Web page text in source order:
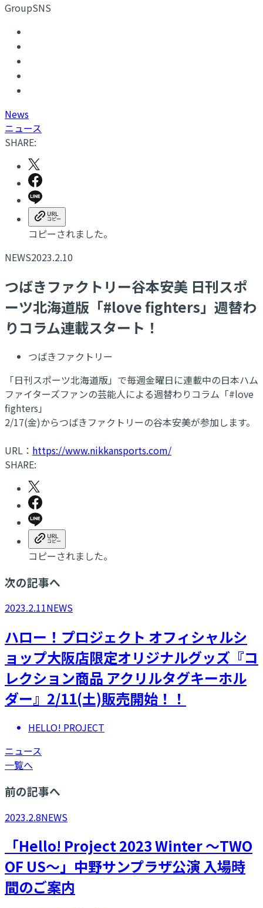
GroupSNS
News
ニュース
SHARE:
コピーされました。
NEWS2023.2.10
つばきファクトリー谷本安美 日刊スポ
ーツ北海道版「#love fighters」週替わ
りコラム連載スタート！
つばきファクトリー
「日刊スポーツ北海道版」で毎週金曜日に連載中の日本ハム
ファイターズファンの芸能人による週替わりコラム「#love
fighters」
2/17(金)からつばきファクトリーの谷本安美が参加します。
URL： https://www.nikkansports.com/
SHARE:
コピーされました。
次の記事へ
2023.2.11NEWS
ハロー！プロジェクト オフィシャルシ
ョップ大阪店限定オリジナルグッズ『コ
レクション商品 アクリルタグキーホル
ダー』2/11(土)販売開始！！
HELLO! PROJECT
ニュース
一覧へ
前の記事へ
2023.2.8NEWS
「Hello! Project 2023 Winter ～TWO
OF US～」中野サンプラザ公演 入場時
間のご案内